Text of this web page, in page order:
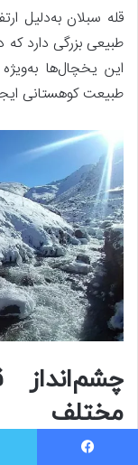
قله سبلان به‌دلیل
طبیعی بزرگی دارد
این یخچال‌ها
طبیعت کوهستانی
مختلف
در این فصل، قله